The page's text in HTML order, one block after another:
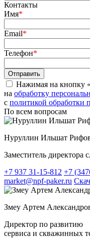
Контакты
Имя*
Email*
Телефон*
Нажимая на кнопку
на обработку
c политикой обработки
По всем вопросам
Нуруллин Ильшат
Заместитель директора
+7 937 31-15-812 +7
market@npf-paker.ru
Змеу Артем
Директор по развитию
сервиса и скважинных